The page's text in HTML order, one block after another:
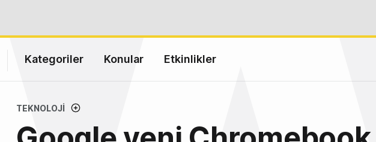
Kategoriler Konular Etkinlikler
TEKNOLOJI